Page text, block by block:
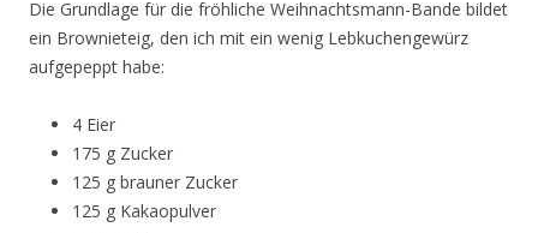
Die Grundlage für die fröhliche Weihnachtsmann-Bande bildet
ein Brownieteig, den ich mit ein wenig Lebkuchengewürz
aufgepeppt habe:
4 Eier
175 g Zucker
125 g brauner Zucker
125 g Kakaopulver